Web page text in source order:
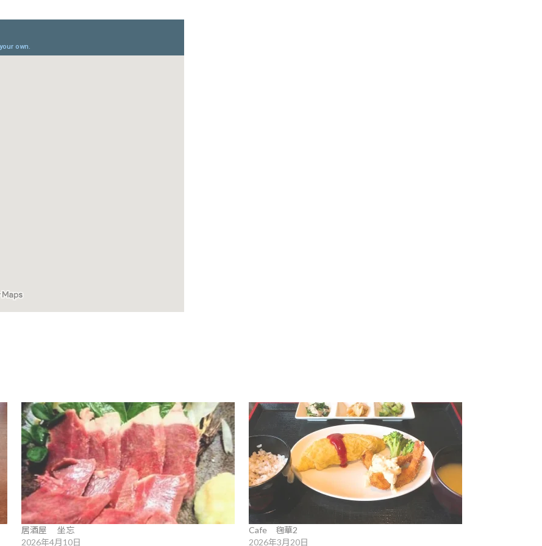
居酒屋 坐忘
2026年4月10日
Cafe 毱華2
2026年3月20日